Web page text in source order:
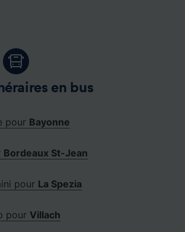
en bus
pour Bayonne
Bordeaux St-Jean
pour La Spezia
pour Villach